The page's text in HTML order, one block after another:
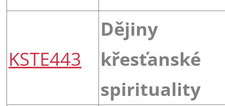
KSTE443
Dějiny
křesťanské
spirituality